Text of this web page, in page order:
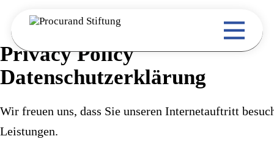
content
Privacy Policy
Datenschutzerklärung
Wir freuen uns, dass Sie unseren Internetauftritt
Leistungen.